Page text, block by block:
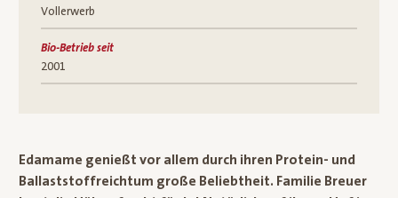
Vollerwerb
Bio-Betrieb seit
2001
Edamame genießt vor allem durch ihren Protein- und
Ballaststoffreichtum große Beliebtheit. Familie Breuer